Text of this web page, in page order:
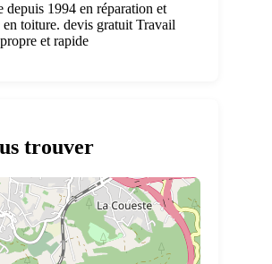
depuis 1994 en réparation et
en toiture. devis gratuit Travail
et rapide
trouver